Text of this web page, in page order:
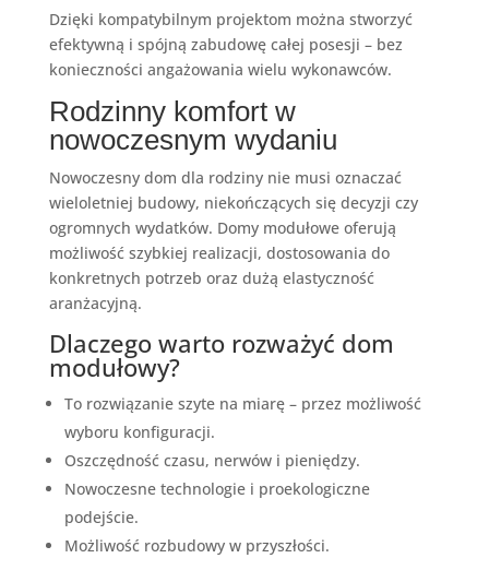
Dzięki kompatybilnym projektom można stworzyć
efektywną i spójną zabudowę całej posesji – bez
konieczności angażowania wielu wykonawców.
Rodzinny komfort w
nowoczesnym wydaniu
Nowoczesny dom dla rodziny nie musi oznaczać
wieloletniej budowy, niekończących się decyzji czy
ogromnych wydatków. Domy modułowe oferują
możliwość szybkiej realizacji, dostosowania do
konkretnych potrzeb oraz dużą elastyczność
aranżacyjną.
Dlaczego warto rozważyć dom
modułowy?
To rozwiązanie szyte na miarę – przez możliwość
wyboru konfiguracji.
Oszczędność czasu, nerwów i pieniędzy.
Nowoczesne technologie i proekologiczne
podejście.
Możliwość rozbudowy w przyszłości.